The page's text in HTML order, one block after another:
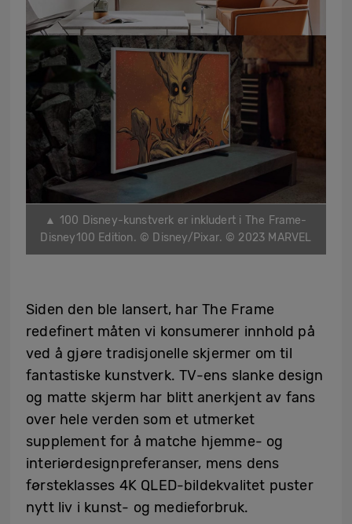
▲ 100 Disney-kunstverk er inkludert i The Frame-
Disney100 Edition. © Disney/Pixar. © 2023 MARVEL
Siden den ble lansert, har The Frame
redefinert måten vi konsumerer innhold på
ved å gjøre tradisjonelle skjermer om til
fantastiske kunstverk. TV-ens slanke design
og matte skjerm har blitt anerkjent av fans
over hele verden som et utmerket
supplement for å matche hjemme- og
interiørdesignpreferanser, mens dens
førsteklasses 4K QLED-bildekvalitet puster
nytt liv i kunst- og medieforbruk.